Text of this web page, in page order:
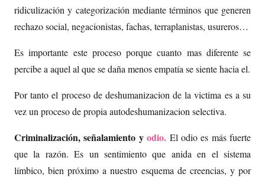
ridiculización y categorización mediante términos que generen
rechazo social, negacionistas, fachas, terraplanistas, usureros…
Es importante este proceso porque cuanto mas diferente se
percibe a aquel al que se daña menos empatía se siente hacia el.
Por tanto el proceso de deshumanizacion de la victima es a su
vez un proceso de propia autodeshumanizacion selectiva.
Criminalización, señalamiento yodio. El odio es más fuerte
que la razón. Es un sentimiento que anida en el sistema
límbico, bien próximo a nuestro esquema de creencias, y por